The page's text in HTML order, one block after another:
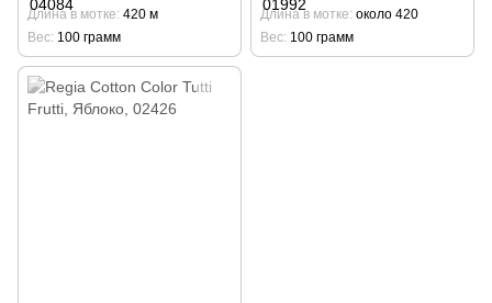
Длина в мотке 420 м
Вес 100 грамм
Длина в мотке около 420
Вес 100 грамм